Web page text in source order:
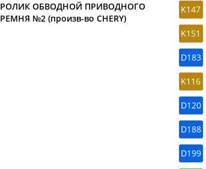
РОЛИК ОБВОДНОЙ ПРИВОДНОГО
РЕМНЯ №2 (произв-во CHERY)
K147
K151
D183
K116
D120
D188
D199